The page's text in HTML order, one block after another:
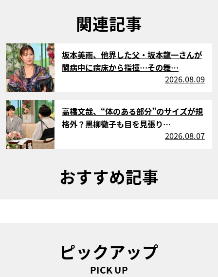
関連記事
サムネイル
坂本美雨、他界した父・坂本龍一さんが
闘病中に病床から指揮…その舞…
2026.08.09
サムネイル
高橋文哉、“体のある部分”のサイズが規
格外？黒柳徹子も目を見張り…
2026.08.07
おすすめ記事
ピックアップ
PICK UP